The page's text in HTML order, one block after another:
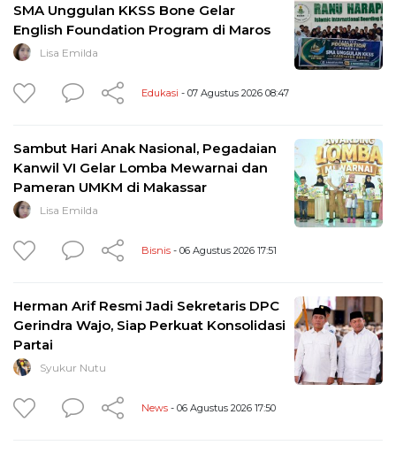
SMA Unggulan KKSS Bone Gelar
English Foundation Program di Maros
Lisa Emilda
Edukasi - 07 Agustus 2026 08:47
Sambut Hari Anak Nasional, Pegadaian
Kanwil VI Gelar Lomba Mewarnai dan
Pameran UMKM di Makassar
Lisa Emilda
Bisnis - 06 Agustus 2026 17:51
Herman Arif Resmi Jadi Sekretaris DPC
Gerindra Wajo, Siap Perkuat Konsolidasi
Partai
Syukur Nutu
News - 06 Agustus 2026 17:50